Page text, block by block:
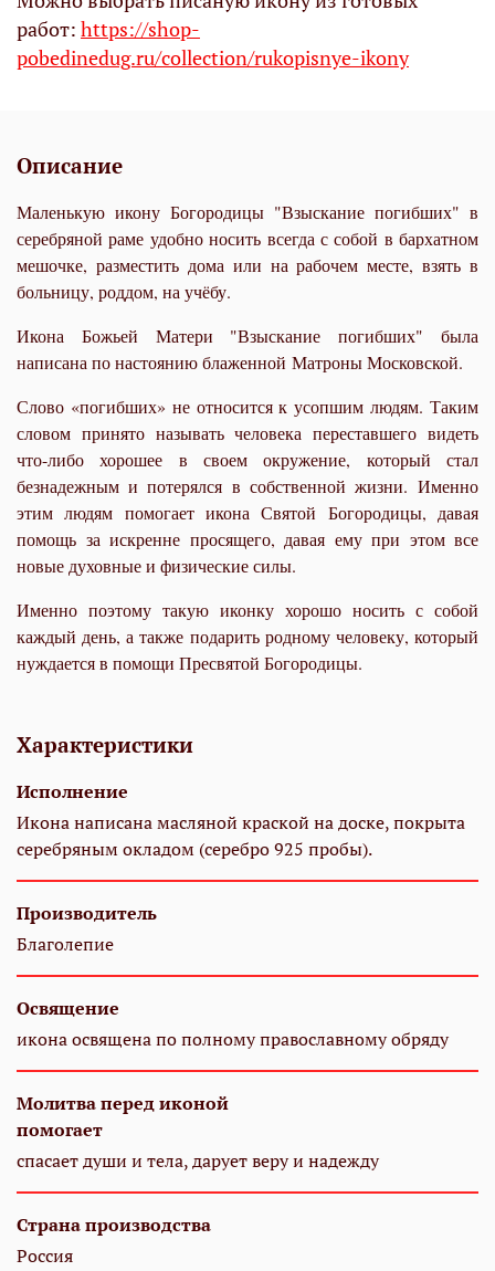
работ: https://shop-
pobedinedug.ru/collection/rukopisnye-ikony
Описание
Маленькую икону Богородицы "Взыскание погибших" в
серебряной раме удобно носить всегда с собой в бархатном
мешочке, разместить дома или на рабочем месте, взять в
больницу, роддом, на учёбу.
Икона Божьей Матери "Взыскание погибших" была
написана по настоянию блаженной Матроны Московской.
Слово «погибших» не относится к усопшим людям. Таким
словом принято называть человека переставшего видеть
что-либо хорошее в своем окружение, который стал
безнадежным и потерялся в собственной жизни. Именно
этим людям помогает икона Святой Богородицы, давая
помощь за искренне просящего, давая ему при этом все
новые духовные и физические силы.
Именно поэтому такую иконку хорошо носить с собой
каждый день, а также подарить родному человеку, который
нуждается в помощи Пресвятой Богородицы.
Характеристики
Исполнение
Икона написана масляной краской на доске, покрыта
серебряным окладом (серебро 925 пробы).
Производитель
Благолепие
Освящение
икона освящена по полному православному обряду
Молитва перед иконой
помогает
спасает души и тела, дарует веру и надежду
Страна производства
Россия